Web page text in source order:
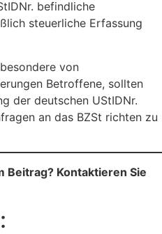
befindliche
steuerliche Erfassung
von
Betroffene, sollten
der deutschen UStIDNr.
an das BZSt richten zu
Beitrag? Kontaktieren Sie